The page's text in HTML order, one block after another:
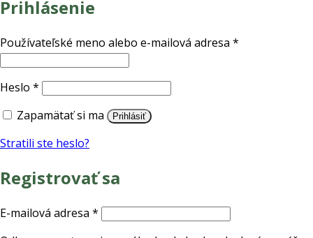
Prihlásenie
Používateľské meno alebo e-mailová adresa *
Heslo * Povinné
Zapamätať si ma
Prihlásiť
Stratili ste heslo?
Registrovať sa
E-mailová adresa * Povinné